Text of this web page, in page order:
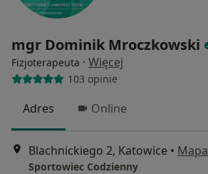
mgr Dominik Mroczkowski
Fizjoterapeuta · Więcej
103 opinie
Adres Online
Blachnickiego 2, Katowice • Mapa
Sportowiec Codzienny